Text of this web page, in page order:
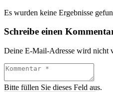
Es wurden keine Ergebnisse
Schreibe einen
Deine E-Mail-Adresse wird nicht
Bitte füllen Sie dieses Feld aus.